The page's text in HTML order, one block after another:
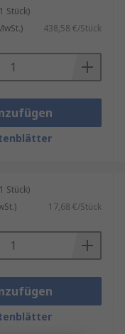
Stück)
438,58 €/Stück
Stück)
17,68 €/Stück